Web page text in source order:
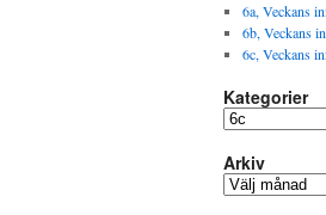
6a, Veckans
6b, Veckans
6c, Veckans
Kategorier
Kategorier
Arkiv
Arkiv